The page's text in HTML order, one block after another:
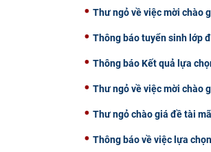
Thư ngỏ về việc mời chào
Thông báo tuyển sinh lớp
Thông báo Kết quả lựa
Thư ngỏ về việc mời chào
Thư ngỏ chào giá đề tài
Thông báo về việc lựa